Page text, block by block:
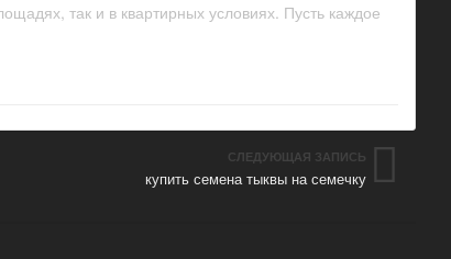
так и в квартирных условиях. Пусть каждое
СЛЕДУЮЩАЯ ЗАПИСЬ
купить семена тыквы на семечку